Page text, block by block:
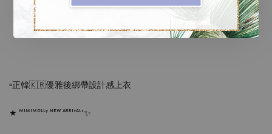
加入購物車
▫️正韓🇰🇷優雅後綁帶設計感上衣
★ ᴹᴵᴹᴵᴹᴼᴸᴸᵞ ᴺᴱᵂ ᴬᴿᴿᴵᵛᴬᴸˢ✨